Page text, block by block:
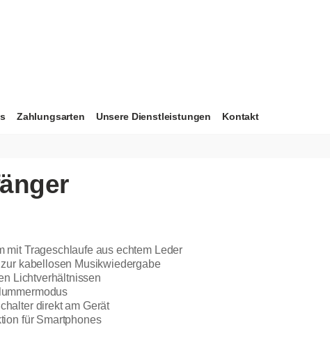
Zahlungsarten Unsere Dienstleistungen Kontakt
mit Trageschlaufe aus echtem Leder
kabellosen Musikwiedergabe
Lichtverhältnissen
direkt am Gerät
für Smartphones